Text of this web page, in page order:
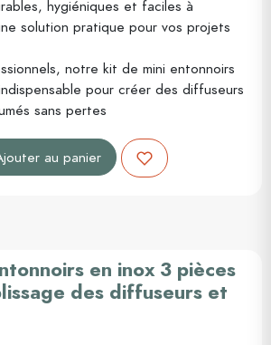
hygiéniques et faciles à
solution pratique pour vos projets
notre kit de mini entonnoirs
pour créer des diffuseurs
sans pertes
au panier
en inox 3 pièces
des diffuseurs et